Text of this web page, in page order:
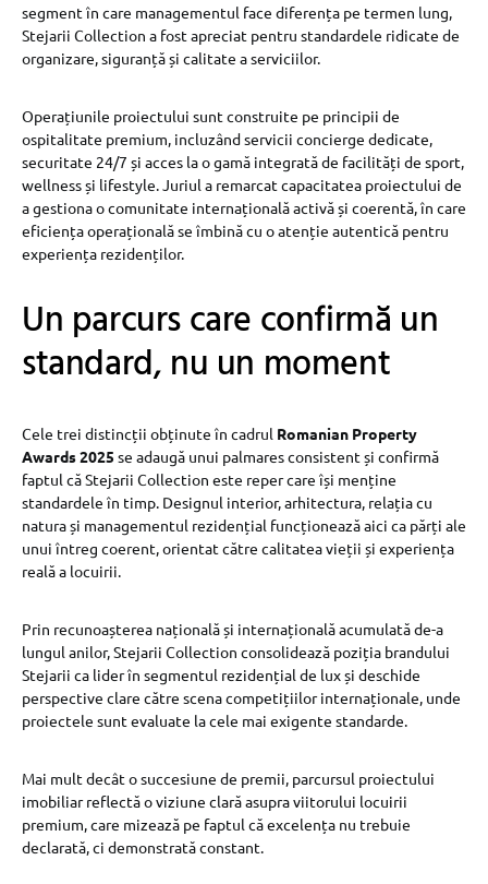
segment în care managementul face diferența pe termen lung,
Stejarii Collection a fost apreciat pentru standardele ridicate de
organizare, siguranță și calitate a serviciilor.
Operațiunile proiectului sunt construite pe principii de
ospitalitate premium, incluzând servicii concierge dedicate,
securitate 24/7 și acces la o gamă integrată de facilități de sport,
wellness și lifestyle. Juriul a remarcat capacitatea proiectului de
a gestiona o comunitate internațională activă și coerentă, în care
eficiența operațională se îmbină cu o atenție autentică pentru
experiența rezidenților.
Un parcurs care confirmă un
standard, nu un moment
Cele trei distincții obținute în cadrul Romanian Property
Awards 2025 se adaugă unui palmares consistent și confirmă
faptul că Stejarii Collection este reper care își menține
standardele în timp. Designul interior, arhitectura, relația cu
natura și managementul rezidențial funcționează aici ca părți ale
unui întreg coerent, orientat către calitatea vieții și experiența
reală a locuirii.
Prin recunoașterea națională și internațională acumulată de-a
lungul anilor, Stejarii Collection consolidează poziția brandului
Stejarii ca lider în segmentul rezidențial de lux și deschide
perspective clare către scena competițiilor internaționale, unde
proiectele sunt evaluate la cele mai exigente standarde.
Mai mult decât o succesiune de premii, parcursul proiectului
imobiliar reflectă o viziune clară asupra viitorului locuirii
premium, care mizează pe faptul că excelența nu trebuie
declarată, ci demonstrată constant.